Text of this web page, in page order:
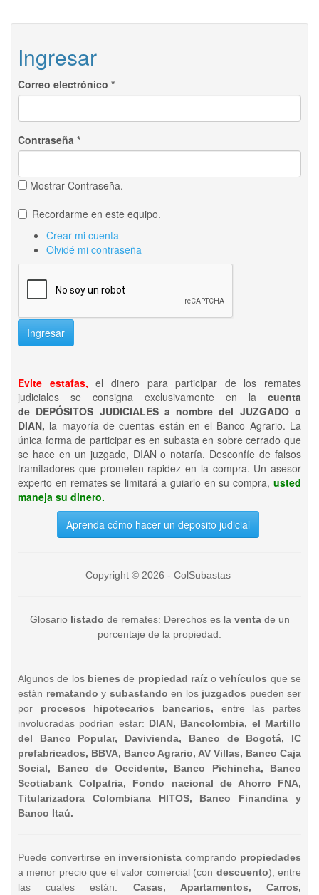
Ingresar
Correo electrónico *
Contraseña *
Mostrar Contraseña.
Recordarme en este equipo.
Crear mi cuenta
Olvidé mi contraseña
Ingresar
Evite estafas, el dinero para participar de los remates
judiciales se consigna exclusivamente en la cuenta
de DEPÓSITOS JUDICIALES a nombre del JUZGADO o
DIAN, la mayoría de cuentas están en el Banco Agrario. La
única forma de participar es en subasta en sobre cerrado que
se hace en un juzgado, DIAN o notaría. Desconfíe de falsos
tramitadores que prometen rapidez en la compra. Un asesor
experto en remates se limitará a guiarlo en su compra, usted
maneja su dinero.
Aprenda cómo hacer un deposito judicial
Copyright © 2026 - ColSubastas
Glosario listado de remates: Derechos es la ventade un
porcentaje de la propiedad.
Algunos de los bienesde propiedad raízo vehículos que se
están rematando y subastando en los juzgados pueden ser
por procesos hipotecarios bancarios, entre las partes
involucradas podrían estar: DIAN, Bancolombia, el Martillo
del Banco Popular, Davivienda, Banco de Bogotá, IC
prefabricados, BBVA, Banco Agrario, AV Villas, Banco Caja
Social, Banco de Occidente, Banco Pichincha, Banco
Scotiabank Colpatria, Fondo nacional de Ahorro FNA,
Titularizadora Colombiana HITOS, Banco Finandina y
Banco Itaú.
Puede convertirse en inversionista comprando propiedades
a menor precio que el valor comercial (con descuento), entre
las cuales están: Casas, Apartamentos, Carros,